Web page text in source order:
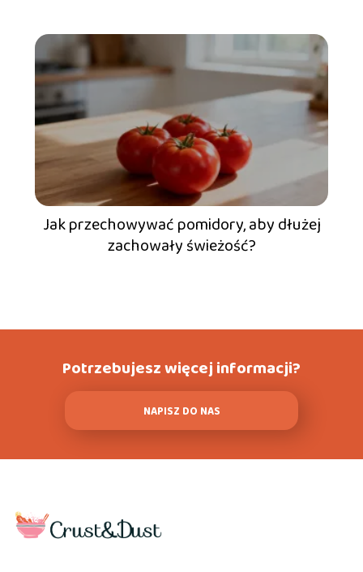
Jak przechowywać pomidory, aby dłużej
zachowały świeżość?
Potrzebujesz więcej informacji?
NAPISZ DO NAS